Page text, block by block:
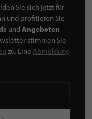
Sie sich jetzt für
und profitieren Sie
undAngeboten
stimmen Sie
zu. Eine Abmeldung